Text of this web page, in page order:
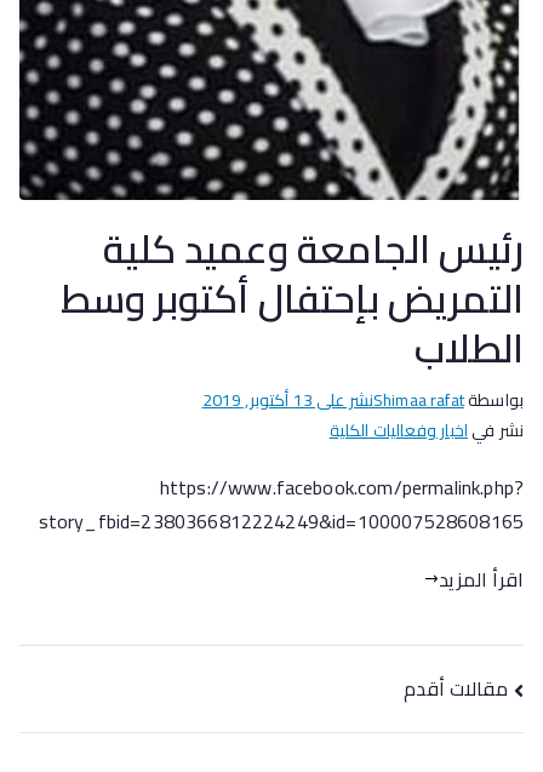
رئيس الجامعة وعميد كلية
التمريض بإحتفال أكتوبر وسط
الطلاب
بواسطةShimaa rafatنشر على13 أكتوبر, 2019
نشر فياخبار وفعاليات الكلية
https://www.facebook.com/permalink.php?
story_fbid=2380366812224249&id=100007528608165
اقرأ المزيد
مقالات أقدم